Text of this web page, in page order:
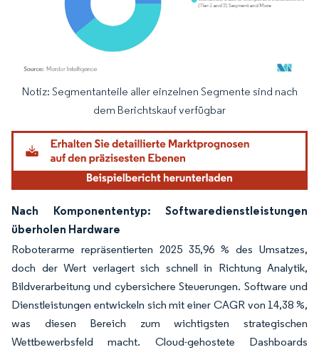
Bild © Mordor Intelligence. Wiederverwendung erfordert Namensnennung
Notiz: Segmentanteile aller einzelnen Segmente sind nach
dem Berichtskauf verfügbar
Nach Komponententyp: Softwaredienstleistungen
überholen Hardware
Roboterarme repräsentierten 2025 35,96 % des Umsatzes,
doch der Wert verlagert sich schnell in Richtung Analytik,
Bildverarbeitung und cybersichere Steuerungen. Software und
Dienstleistungen entwickeln sich mit einer CAGR von 14,38 %,
was diesen Bereich zum wichtigsten strategischen
Wettbewerbsfeld macht. Cloud-gehostete Dashboards